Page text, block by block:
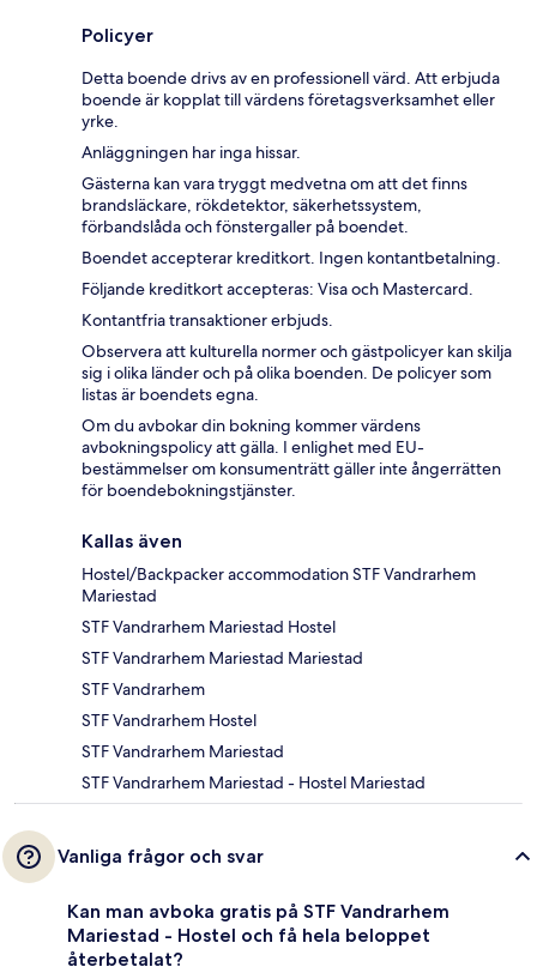
Policyer
Detta boende drivs av en professionell värd. Att erbjuda
boende är kopplat till värdens företagsverksamhet eller
yrke.
Anläggningen har inga hissar.
Gästerna kan vara tryggt medvetna om att det finns
brandsläckare, rökdetektor, säkerhetssystem,
förbandslåda och fönstergaller på boendet.
Boendet accepterar kreditkort. Ingen kontantbetalning.
Följande kreditkort accepteras: Visa och Mastercard.
Kontantfria transaktioner erbjuds.
Observera att kulturella normer och gästpolicyer kan skilja
sig i olika länder och på olika boenden. De policyer som
listas är boendets egna.
Om du avbokar din bokning kommer värdens
avbokningspolicy att gälla. I enlighet med EU-
bestämmelser om konsumenträtt gäller inte ångerrätten
för boendebokningstjänster.
Kallas även
Hostel/Backpacker accommodation STF Vandrarhem
Mariestad
STF Vandrarhem Mariestad Hostel
STF Vandrarhem Mariestad Mariestad
STF Vandrarhem
STF Vandrarhem Hostel
STF Vandrarhem Mariestad
STF Vandrarhem Mariestad - Hostel Mariestad
Vanliga frågor och svar
Kan man avboka gratis på STF Vandrarhem
Mariestad - Hostel och få hela beloppet
återbetalat?